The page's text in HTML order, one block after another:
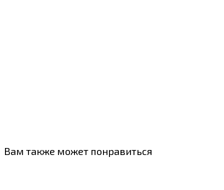
Вам также может понравиться